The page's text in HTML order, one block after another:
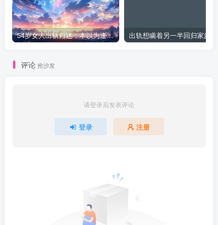
54岁女人出轨自述：本以为逢场作戏
评论 抢沙发
请登录后发表评论
登录 注册